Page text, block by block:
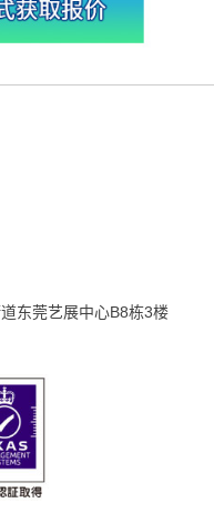
东莞艺展中心B8栋3楼